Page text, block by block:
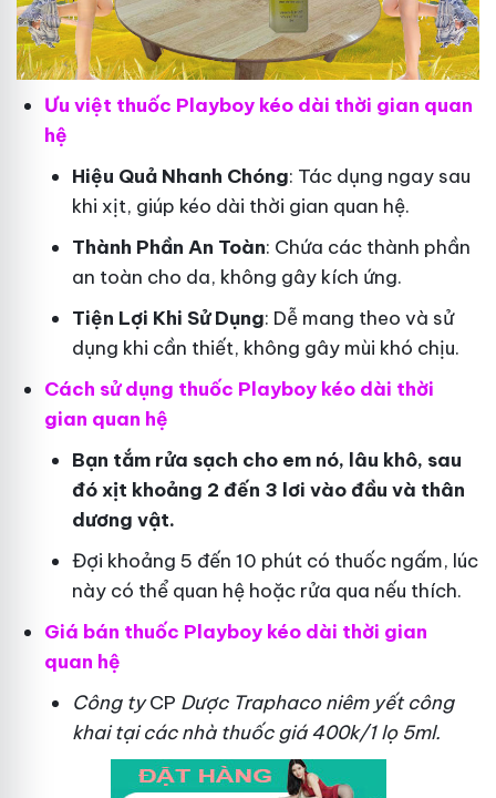
Ưu việt thuốc Playboy kéo dài thời gian quan
hệ
Hiệu Quả Nhanh Chóng: Tác dụng ngay sau
khi xịt, giúp kéo dài thời gian quan hệ.
Thành Phần An Toàn: Chứa các thành phần
an toàn cho da, không gây kích ứng.
Tiện Lợi Khi Sử Dụng: Dễ mang theo và sử
dụng khi cần thiết, không gây mùi khó chịu.
Cách sử dụng thuốc Playboy kéo dài thời
gian quan hệ
Bạn tắm rửa sạch cho em nó, lâu khô, sau
đó xịt khoảng 2 đến 3 lơi vào đầu và thân
dương vật.
Đợi khoảng 5 đến 10 phút có thuốc ngấm, lúc
này có thể quan hệ hoặc rửa qua nếu thích.
Giá bán thuốc Playboy kéo dài thời gian
quan hệ
Công tyCP Dược Traphaconiêm yết công
khai tại các nhà thuốc giá 400k/1 lọ 5ml.